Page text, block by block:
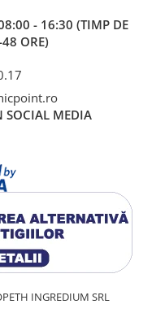
- 16:30 (TIMP DE
ORE)
SOCIAL MEDIA
INGREDIUM SRL